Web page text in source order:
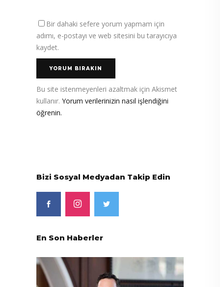
Bir dahaki sefere yorum yapmam için
adımı, e-postayı ve web sitesini bu tarayıcıya
kaydet.
Bu site istenmeyenleri azaltmak için Akismet
kullanır. Yorum verilerinizin nasıl işlendiğini
öğrenin.
Bizi Sosyal Medyadan Takip Edin
En Son Haberler